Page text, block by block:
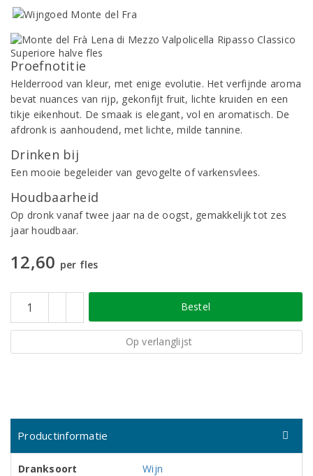
Proefnotitie
Helderrood van kleur, met enige evolutie. Het verfijnde aroma
bevat nuances van rijp, gekonfijt fruit, lichte kruiden en een
tikje eikenhout. De smaak is elegant, vol en aromatisch. De
afdronk is aanhoudend, met lichte, milde tannine.
Drinken bij
Een mooie begeleider van gevogelte of varkensvlees.
Houdbaarheid
Op dronk vanaf twee jaar na de oogst, gemakkelijk tot zes
jaar houdbaar.
12,60 per fles
Bestel
Op verlanglijst
Productinformatie
Dranksoort
Wijn